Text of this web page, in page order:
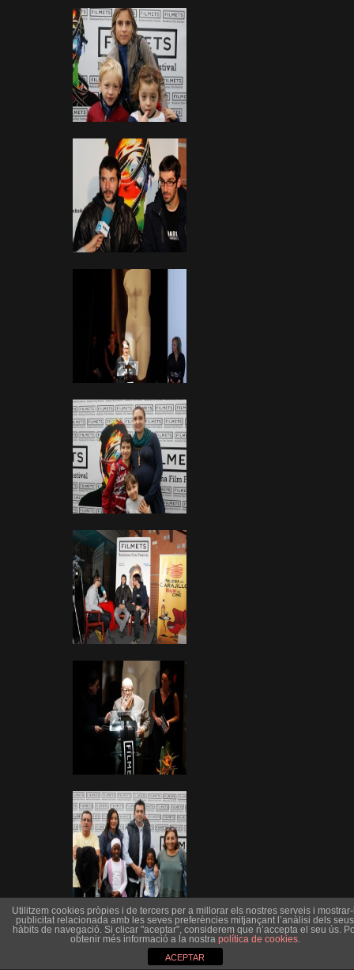
Utilitzem cookies pròpies i de tercers per a millorar els nostres serveis i
publicitat relacionada amb les seves preferències mitjançant l’anàlisi dels seus
hàbits de navegació. Si clicar "aceptar", considerem que n’accepta el seu ús.
obtenir més informació a la nostra política de cookies.
ACEPTAR